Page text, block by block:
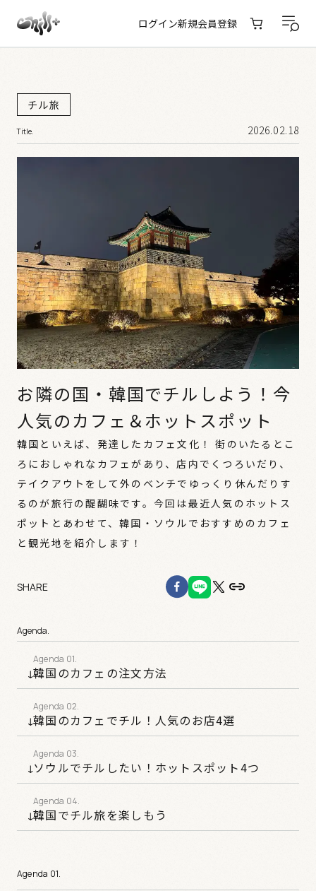
ログイン新規会員登録
チル旅
Title. 2026.02.18
お隣の国・韓国でチルしよう！今
人気のカフェ＆ホットスポット
韓国といえば、発達したカフェ文化！ 街のいたるとこ
ろにおしゃれなカフェがあり、店内でくつろいだり、
テイクアウトをして外のベンチでゆっくり休んだりす
るのが旅行の醍醐味です。今回は最近人気のホットス
ポットとあわせて、韓国・ソウルでおすすめのカフェ
と観光地を紹介します！
SHARE
Agenda.
韓国のカフェの注文方法
韓国のカフェでチル！人気のお店4選
ソウルでチルしたい！ホットスポット4つ
韓国でチル旅を楽しもう